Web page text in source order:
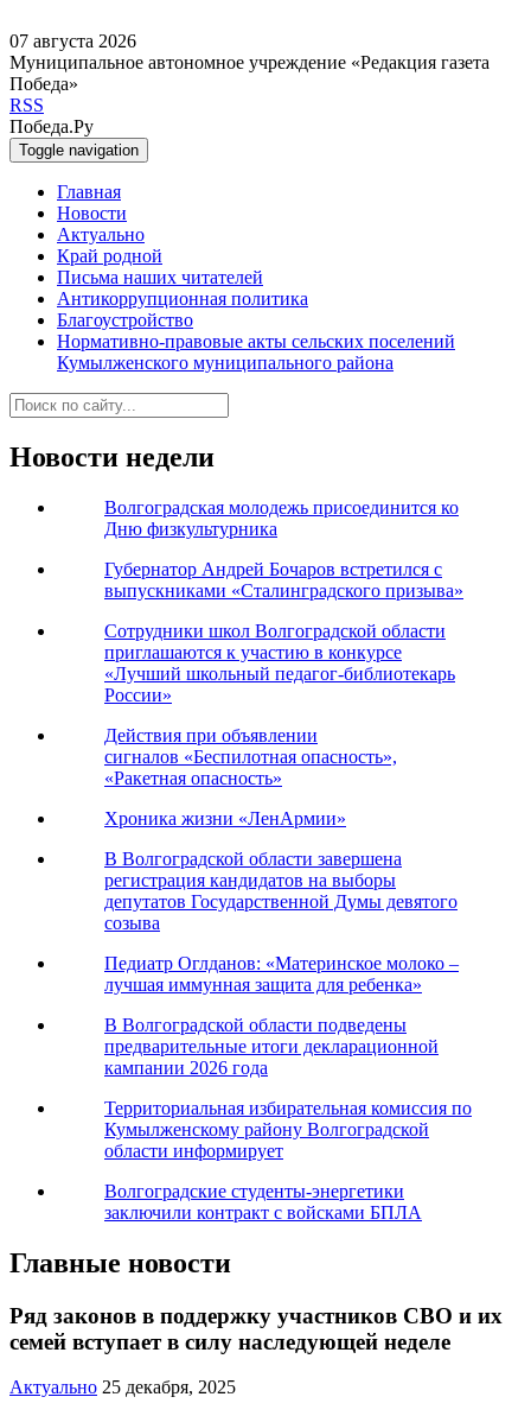
07 августа 2026
Муниципальное автономное учреждение «Редакция газета
Победа»
RSS
Победа.Ру
Toggle navigation
Главная
Новости
Актуально
Край родной
Письма наших читателей
Антикоррупционная политика
Благоустройство
Нормативно-правовые акты сельских поселений
Кумылженского муниципального района
Новости недели
Волгоградская молодежь присоединится ко
Дню физкультурника
Губернатор Андрей Бочаров встретился с
выпускниками «Сталинградского призыва»
Сотрудники школ Волгоградской области
приглашаются к участию в конкурсе
«Лучший школьный педагог-библиотекарь
России»
Действия при объявлении
сигналов «Беспилотная опасность»,
«Ракетная опасность»
Хроника жизни «ЛенАрмии»
В Волгоградской области завершена
регистрация кандидатов на выборы
депутатов Государственной Думы девятого
созыва
Педиатр Оглданов: «Материнское молоко –
лучшая иммунная защита для ребенка»
В Волгоградской области подведены
предварительные итоги декларационной
кампании 2026 года
Территориальная избирательная комиссия по
Кумылженскому району Волгоградской
области информирует
Волгоградские студенты-энергетики
заключили контракт с войсками БПЛА
Главные новости
Ряд законов в поддержку участников СВО и их
семей вступает в силу наследующей неделе
Актуально 25 декабря, 2025